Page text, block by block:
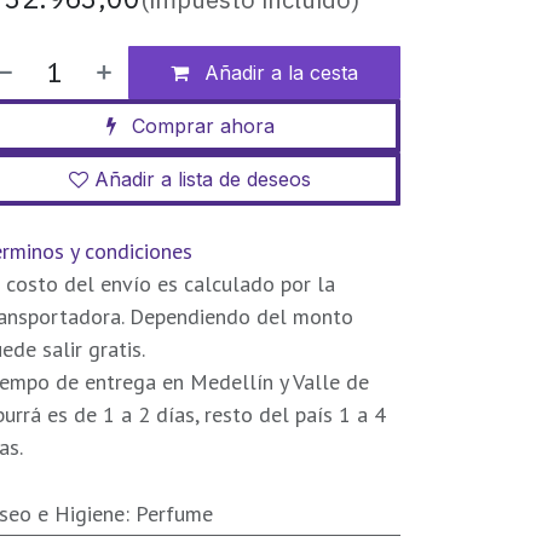
Añadir a la cesta
Comprar ahora
Añadir a lista de deseos
y condiciones
costo del envío es calculado por la
Dependiendo del monto
salir gratis.
de entrega en Medellín y Valle de
es de 1 a 2 días, resto del país 1 a 4
e Higiene: Perfume